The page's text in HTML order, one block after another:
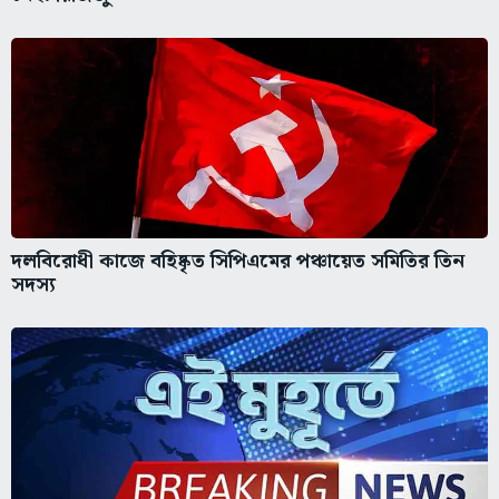
দলবিরোধী কাজে বহিষ্কৃত সিপিএমের পঞ্চায়েত সমিতির তিন
সদস্য